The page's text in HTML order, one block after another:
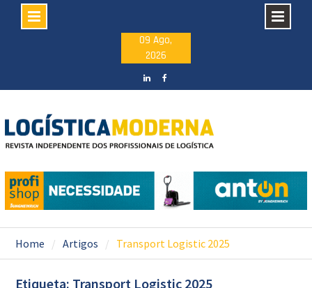
09 Ago,
2026
Home Artigos Transport Logistic 2025
Etiqueta: Transport Logistic 2025